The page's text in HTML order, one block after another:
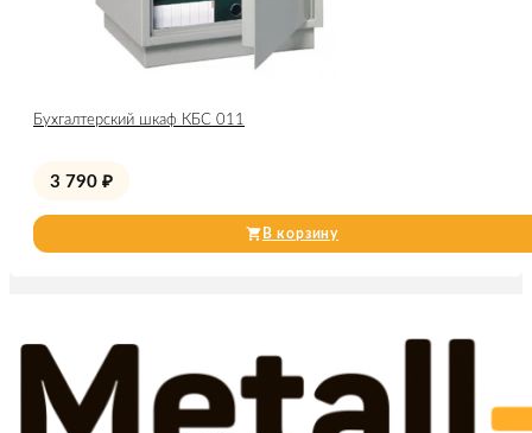
Бухгалтерский шкаф КБС 011
3 790 ₽
В корзину